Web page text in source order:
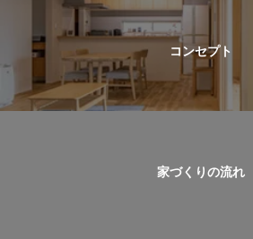
コンセプト
家づくりの流れ